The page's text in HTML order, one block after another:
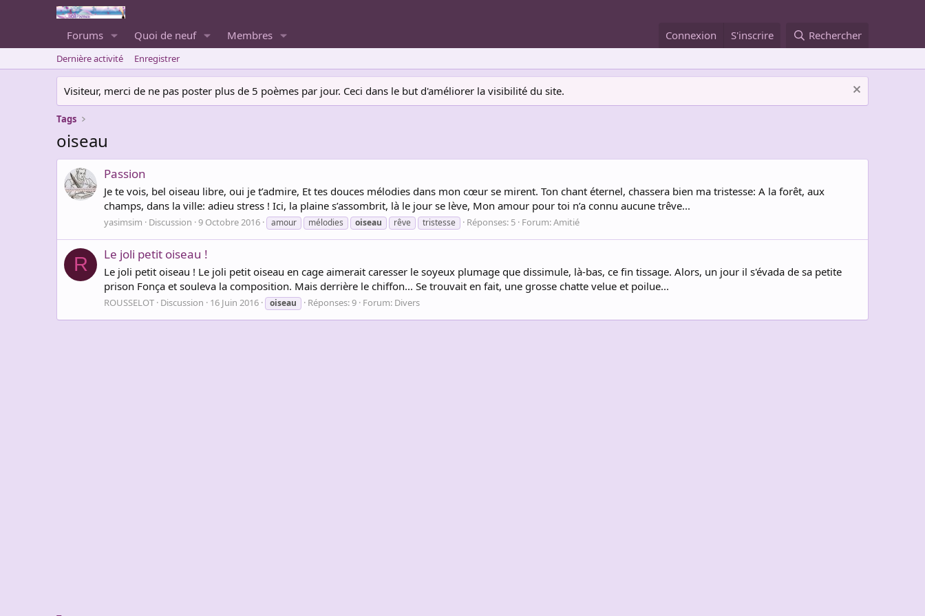
Forums Quoi de neuf Membres Connexion S'inscrire Rechercher
Dernière activité Enregistrer
Visiteur, merci de ne pas poster plus de 5 poèmes par jour. Ceci dans le but d'améliorer la visibilité du site.
Tags
oiseau
Passion
Je te vois, bel oiseau libre, oui je t’admire, Et tes douces mélodies dans mon cœur se mirent. Ton chant éternel, chassera bien ma tristesse: A la forêt, aux
champs, dans la ville: adieu stress ! Ici, la plaine s’assombrit, là le jour se lève, Mon amour pour toi n’a connu aucune trêve...
yasimsim Discussion 9 Octobre 2016 amour mélodies oiseau rêve tristesse Réponses: 5 Forum:Amitié
R Le joli petit oiseau !
Le joli petit oiseau ! Le joli petit oiseau en cage aimerait caresser le soyeux plumage que dissimule, là-bas, ce fin tissage. Alors, un jour il s'évada de sa petite
prison Fonça et souleva la composition. Mais derrière le chiffon... Se trouvait en fait, une grosse chatte velue et poilue...
ROUSSELOT Discussion 16 Juin 2016 oiseau Réponses: 9 Forum: Divers